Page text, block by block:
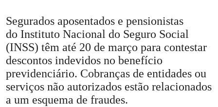
Segurados aposentados e pensionistas
do Instituto Nacional do Seguro Social
(INSS) têm até 20 de março para contestar
descontos indevidos no benefício
previdenciário. Cobranças de entidades ou
serviços não autorizados estão relacionados
a um esquema de fraudes.